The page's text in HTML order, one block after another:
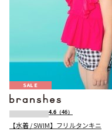
SALE
4.6 （46）
【水着 / SWIM】フリルタンキニ